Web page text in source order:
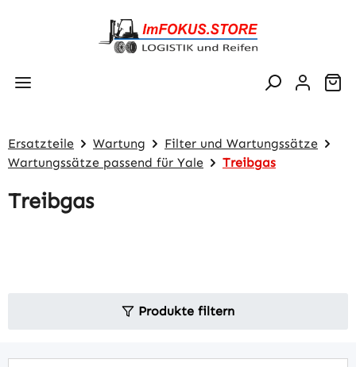
Zum Hauptinhalt springen
Ersatzteile Wartung
Filter und Wartungssätze
Wartungssätze passend für Yale
Treibgas
Treibgas
Produkte filtern